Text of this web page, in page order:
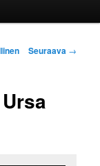
Seuraava →